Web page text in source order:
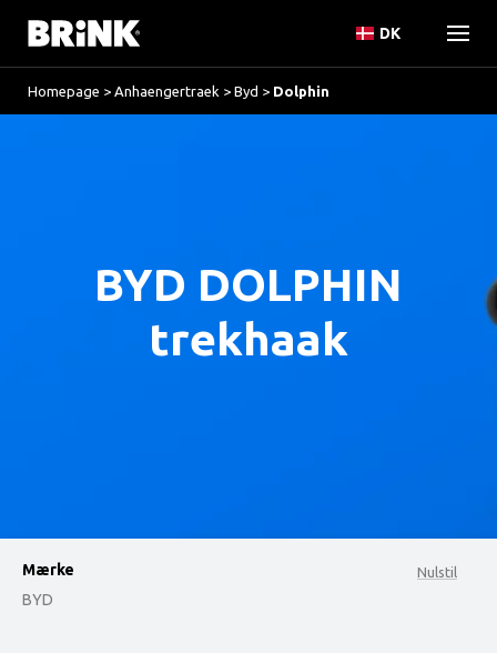
DK
Homepage > Anhaengertraek > Byd > Dolphin
BYD DOLPHIN
trekhaak
Nulstil
Mærke
BYD